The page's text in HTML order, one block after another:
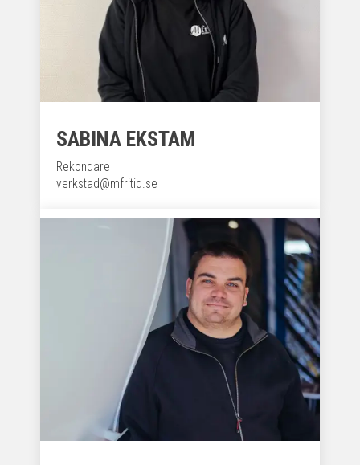
SABINA EKSTAM
Rekondare
verkstad@mfritid.se